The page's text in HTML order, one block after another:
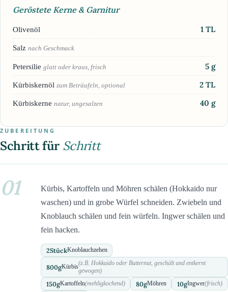
Geröstete Kerne & Garnitur
Olivenöl 1 TL
Salz nach Geschmack
Petersilie glatt oder kraus, frisch 5 g
Kürbiskernöl zum Beträufeln, optional 2 TL
Kürbiskerne natur, ungesalzen 40 g
ZUBEREITUNG
Schritt für Schritt
01
Kürbis, Kartoffeln und Möhren schälen (Hokkaido nur
waschen) und in grobe Würfel schneiden. Zwiebeln und
Knoblauch schälen und fein würfeln. Ingwer schälen und
fein hacken.
2StückKnoblauchzehen
800gKürbis
(z.B. Hokkaido oder Butternut, geschält und entkernt
gewogen)
150gKartoffeln(mehligkochend) 80gMöhren 10gIngwer(frisch)